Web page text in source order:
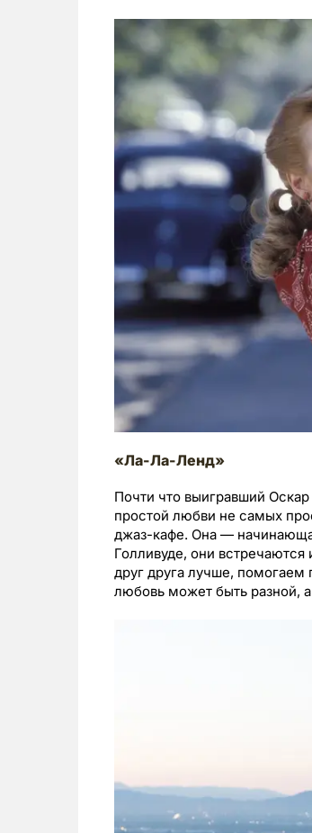
«Ла-Ла-Ленд»
Почти что выигравший
простой любви не самых
джаз-кафе. Она —
Голливуде, они
друг друга лучше, помогаем
любовь может быть разной,